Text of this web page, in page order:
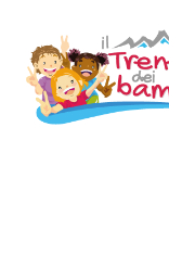
contenuto